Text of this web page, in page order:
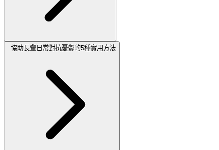
協助長輩日常對抗憂鬱的5種實用方法